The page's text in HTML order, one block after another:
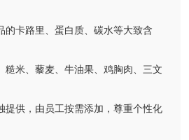
的卡路里、蛋白质、碳水等大致含
糙米、藜麦、牛油果、鸡胸肉、三文
提供，由员工按需添加，尊重个性化